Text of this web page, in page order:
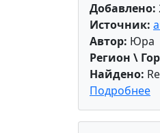
Добавлено:
Источник:
Автор: Юра
Регион \
Найдено:
Подробнее